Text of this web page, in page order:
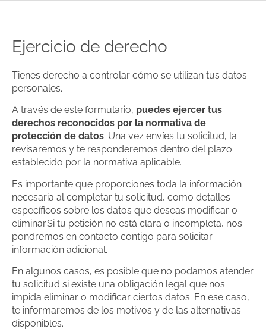
Ejercicio de derecho
Tienes derecho a controlar cómo se utilizan tus datos
personales.
A través de este formulario, puedes ejercer tus
derechos reconocidos por la normativa de
protección de datos. Una vez envíes tu solicitud, la
revisaremos y te responderemos dentro del plazo
establecido por la normativa aplicable.
Es importante que proporciones toda la información
necesaria al completar tu solicitud, como detalles
específicos sobre los datos que deseas modificar o
eliminar.Si tu petición no está clara o incompleta, nos
pondremos en contacto contigo para solicitar
información adicional.
En algunos casos, es posible que no podamos atender
tu solicitud si existe una obligación legal que nos
impida eliminar o modificar ciertos datos. En ese caso,
te informaremos de los motivos y de las alternativas
disponibles.